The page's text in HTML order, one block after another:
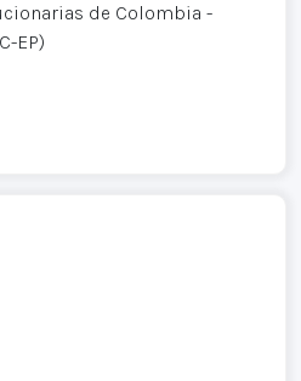
de Colombia -
EP)